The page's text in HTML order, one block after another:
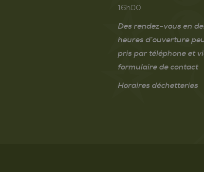
16h00
Des rendez-vous en
heures d’ouverture
pris par téléphone et
formulaire de contact
Horaires déchetteries